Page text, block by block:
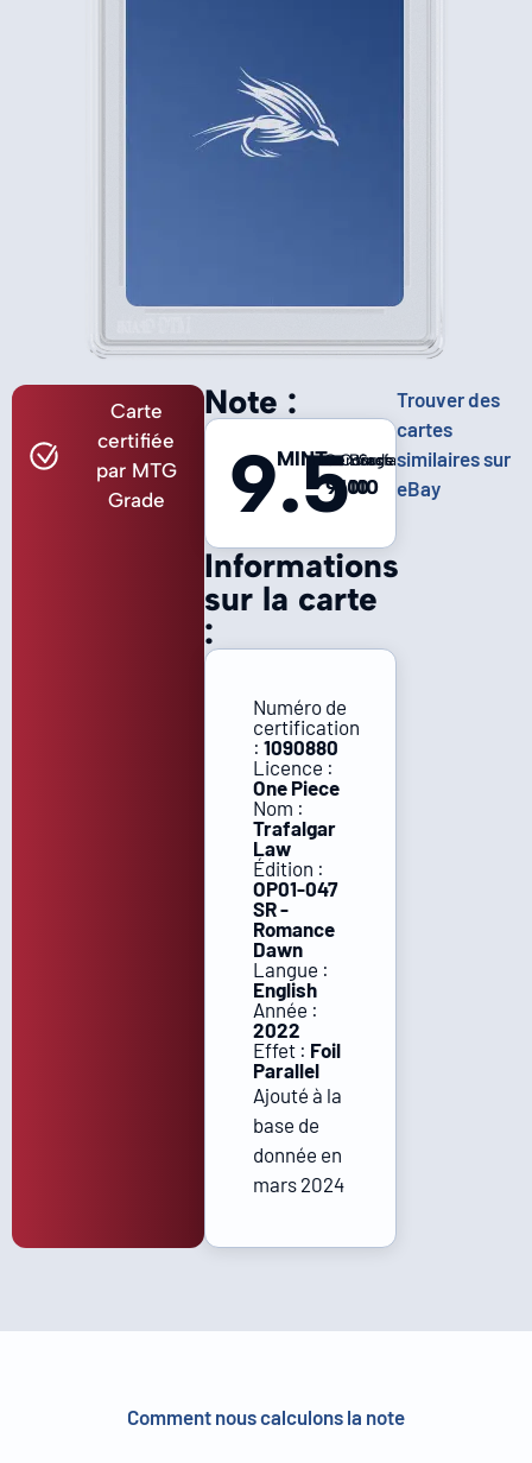
Carte
certifiée
par MTG
Grade
Informations
sur la carte
:
Numéro de
certification
: 1090880
Licence :
One Piece
Nom :
Trafalgar
Law
Édition :
OP01-047
SR -
Romance
Dawn
Langue :
English
Année :
2022
Effet : Foil
Parallel
Ajouté à la
base de
donnée en
mars 2024
Note :
9.5
MINTCentrage
9
Coins
10
Bords
10
Surface
10
Trouver des
cartes
similaires sur
eBay
Comment nous calculons la note